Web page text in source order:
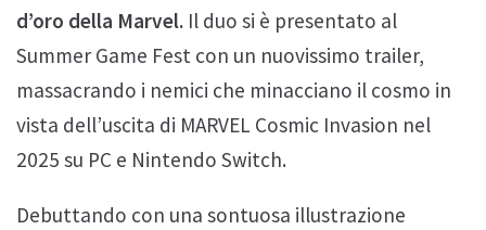
d’oro della Marvel. Il duo si è presentato al
Summer Game Fest con un nuovissimo trailer,
massacrando i nemici che minacciano il cosmo in
vista dell’uscita di MARVEL Cosmic Invasion nel
2025 su PC e Nintendo Switch.
Debuttando con una sontuosa illustrazione